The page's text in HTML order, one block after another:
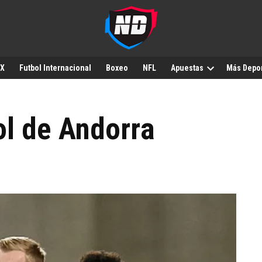
Futbol Internacional Boxeo NFL Apuestas Más
de Andorra